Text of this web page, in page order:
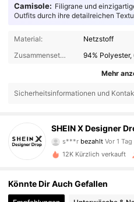
Camisole: Filigrane und
Outfits durch ihre detailreichen
Material:
Netzstoff
Zusammensetzung:
94% Polyester,
Mehr
Sicherheitsinformationen und
SHEIN X Designer
4,83
167K Follower
s***r bezahltVor 1 Tag
12K Kürzlich verkauft
Könnte Dir Auch Gefallen